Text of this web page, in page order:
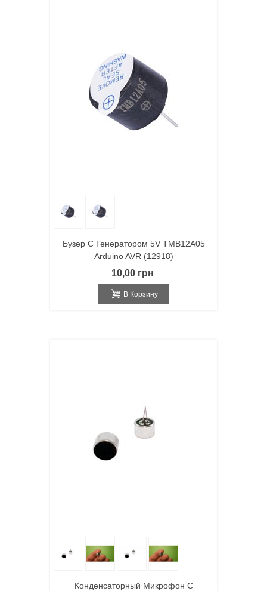
Бузер С Генератором 5V TMB12A05
Arduino AVR (12918)
10,00 грн
В Корзину
Конденсаторный Микрофон С